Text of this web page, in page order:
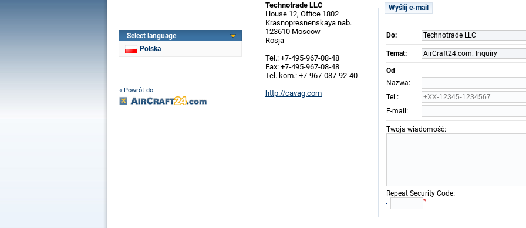
Select language
Polska
« Powrót do
Technotrade LLC
House 12, Office 1802
Krasnopresnenskaya nab.
123610 Moscow
Rosja
Tel.: +7-495-967-08-48
Fax: +7-495-967-08-48
Tel. kom.: +7-967-087-92-40
http://cavag.com
Wyślij e-mail
Do: Technotrade LLC
Temat: AirCraft24.com: Inquiry
Od
Nazwa:
Tel.:
E-mail :
Twoja wiadomość:
Repeat Security Code:
*